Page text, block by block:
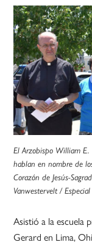
El Arzobispo William E.
hablan en nombre de
Corazón de Jesús-
Vanwestervelt / Especial
Asistió a la escuela
Gerard en Lima,